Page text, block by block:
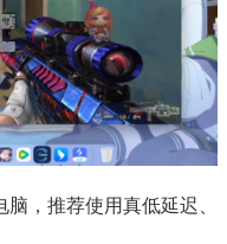
，推荐使用真低延迟、